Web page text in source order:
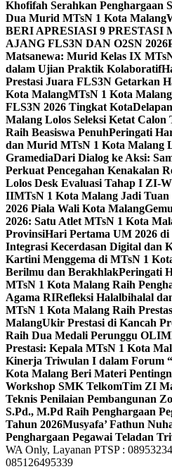
Khofifah Serahkan Penghargaan
Dua Murid MTsN 1 Kota Malang
BERI APRESIASI 9 PRESTASI
AJANG FLS3N DAN O2SN 2026
Matsanewa: Murid Kelas IX
dalam Ujian Praktik Kolaboratif
Prestasi Juara FLS3N Getarkan
Kota MalangMTsN 1 Kota
FLS3N 2026 Tingkat Kota
Malang Lolos Seleksi Ketat Calon
Raih Beasiswa PenuhPeringati
dan Murid MTsN 1 Kota Malang
GramediaDari Dialog ke Aksi:
Perkuat Pencegahan Kenakalan
Lolos Desk Evaluasi Tahap I ZI-
IIMTsN 1 Kota Malang Jadi
2026 Piala Wali Kota Malang
2026: Satu Atlet MTsN 1 Kota
ProvinsiHari Pertama UM 2026
Integrasi Kecerdasan Digital dan
Kartini Menggema di MTsN 1
Berilmu dan BerakhlakPeringati
MTsN 1 Kota Malang Raih
Agama RIRefleksi Halalbihalal
MTsN 1 Kota Malang Raih
MalangUkir Prestasi di Kancah
Raih Dua Medali Perunggu
Prestasi: Kepala MTsN 1 Kota
Kinerja Triwulan I dalam Forum
Kota Malang Beri Materi
Workshop SMK TelkomTim ZI
Teknis Penilaian Pembangunan
S.Pd., M.Pd Raih Penghargaan
Tahun 2026Musyafa’ Fathun
Penghargaan Pegawai Teladan
WA Only, Layanan PTSP :
085126495339